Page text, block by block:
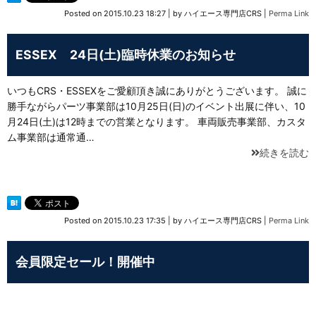
Posted on 2015.10.23 18:27 by ハイエース専門店CRS Perma Link
ESSEX 24日(土)臨時休業のお知らせ
いつもCRS・ESSEXをご愛顧頂き誠にありがとうございます。 誠に
勝手ながらパーツ事業部は10月25日(日)のイベント出展に伴い、10
月24日(土)は12時までの営業となります。 車両販売事業部、カスタ
ム事業部は通常通…
続きを読む
Posted on 2015.10.23 17:35 by ハイエース専門店CRS Perma Link
会員限定セール！開催中